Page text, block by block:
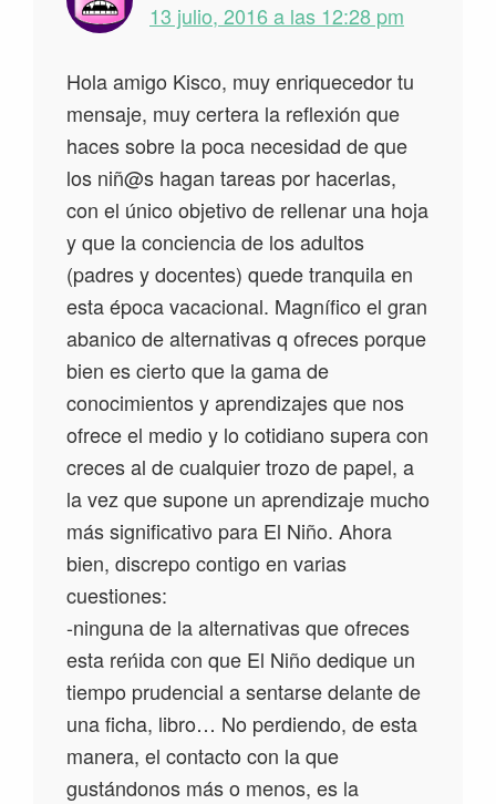
13 julio, 2016 a las 12:28 pm
Hola amigo Kisco, muy enriquecedor tu
mensaje, muy certera la reflexión que
haces sobre la poca necesidad de que
los niñ@s hagan tareas por hacerlas,
con el único objetivo de rellenar una hoja
y que la conciencia de los adultos
(padres y docentes) quede tranquila en
esta época vacacional. Magnífico el gran
abanico de alternativas q ofreces porque
bien es cierto que la gama de
conocimientos y aprendizajes que nos
ofrece el medio y lo cotidiano supera con
creces al de cualquier trozo de papel, a
la vez que supone un aprendizaje mucho
más significativo para El Niño. Ahora
bien, discrepo contigo en varias
cuestiones:
-ninguna de la alternativas que ofreces
esta reńida con que El Niño dedique un
tiempo prudencial a sentarse delante de
una ficha, libro… No perdiendo, de esta
manera, el contacto con la que
gustándonos más o menos, es la